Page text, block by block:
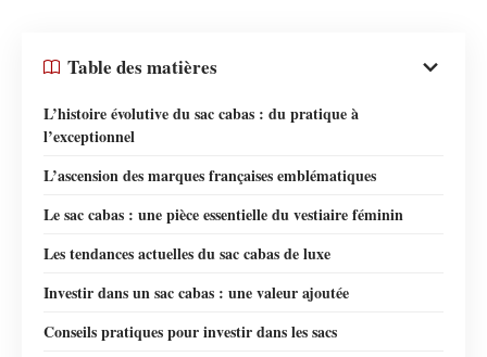
Table des matières
L’histoire évolutive du sac cabas : du pratique à
l’exceptionnel
L’ascension des marques françaises emblématiques
Le sac cabas : une pièce essentielle du vestiaire féminin
Les tendances actuelles du sac cabas de luxe
Investir dans un sac cabas : une valeur ajoutée
Conseils pratiques pour investir dans les sacs